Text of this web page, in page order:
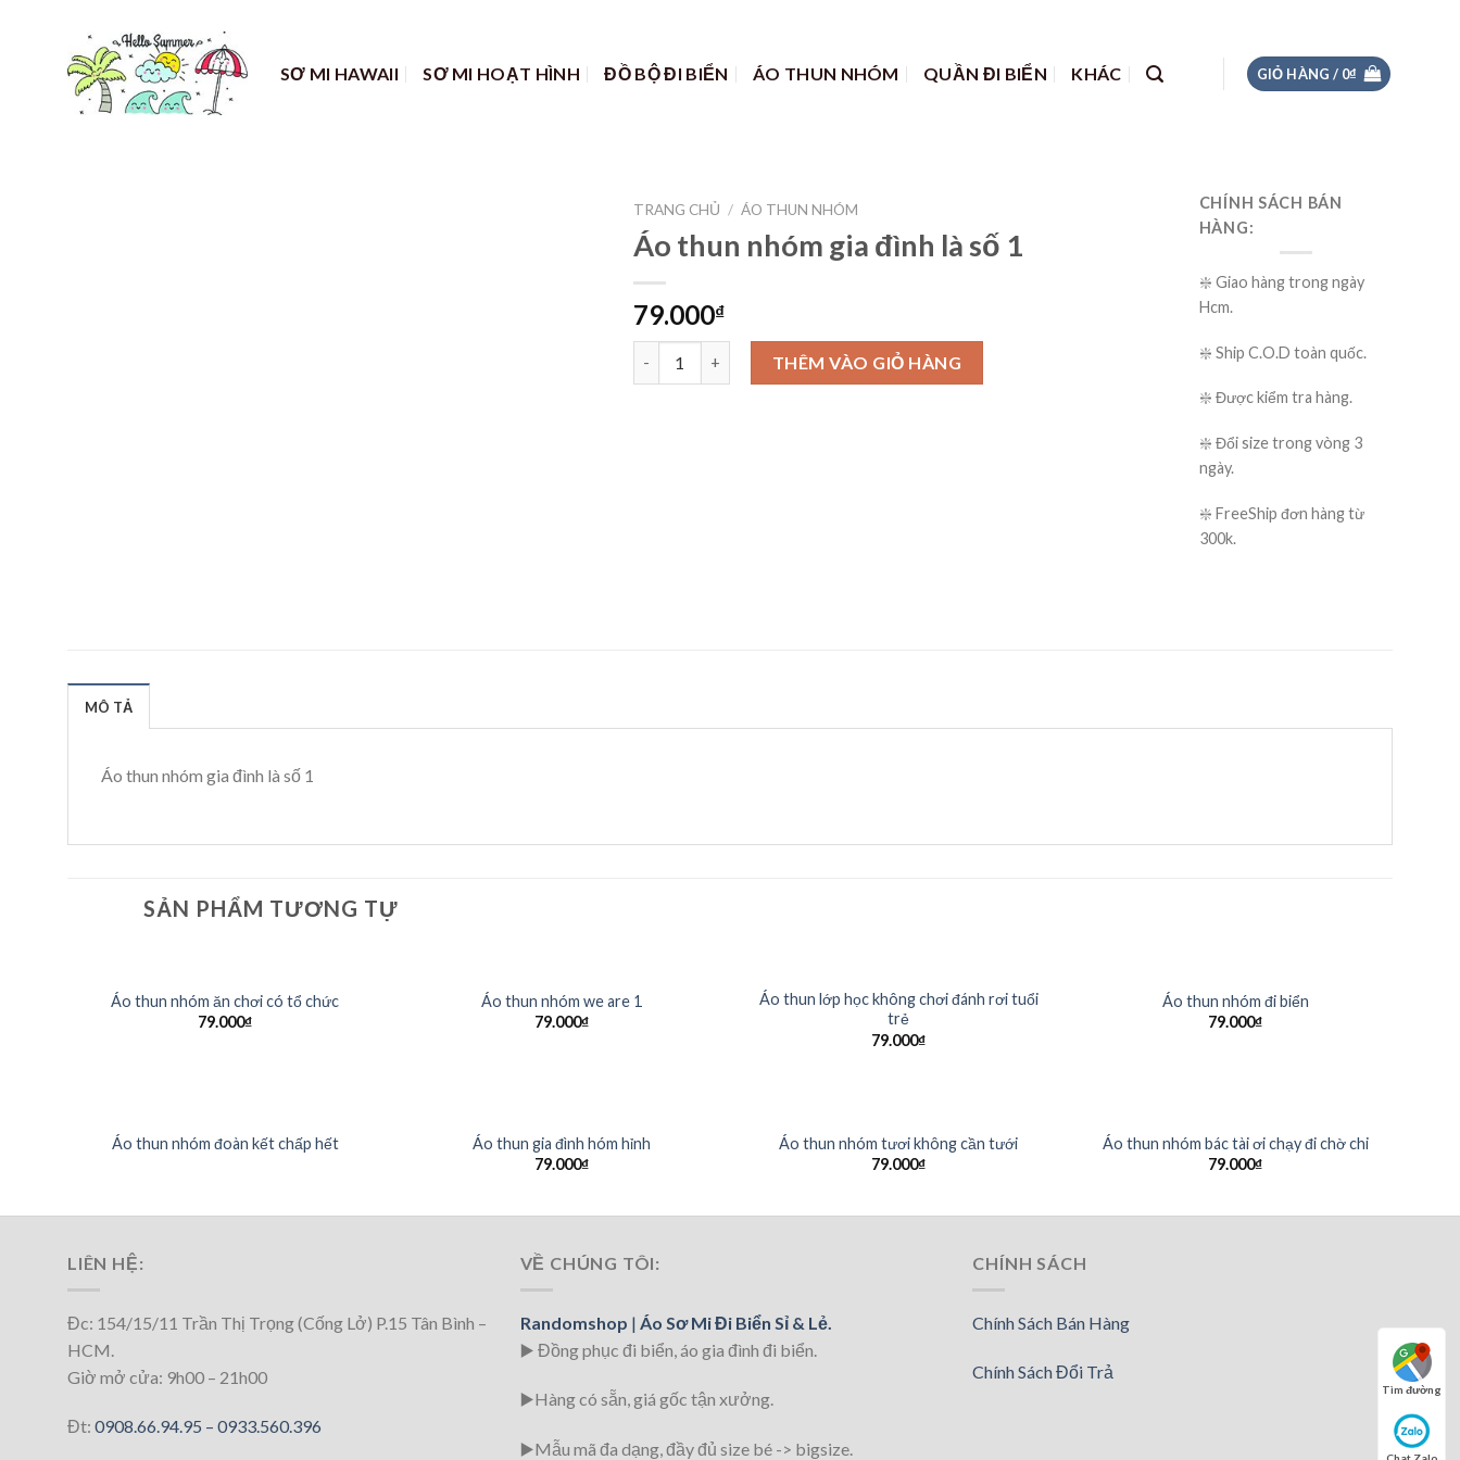
SƠ MI HAWAII SƠ MI HOẠT HÌNH ĐỒ BỘ ĐI BIỂN ÁO THUN NHÓM QUẦN ĐI BIỂN KHÁC GIỎ HÀNG / 0₫
TRANG CHỦ / ÁO THUN NHÓM
Áo thun nhóm gia đình là số 1
79.000₫
Áo thun nhóm gia đình là số 1 số lượng
THÊM VÀO GIỎ HÀNG
CHÍNH SÁCH BÁN
HÀNG:
❇️ Giao hàng trong ngày
Hcm.
❇️ Ship C.O.D toàn quốc.
❇️ Được kiểm tra hàng.
❇️ Đổi size trong vòng 3
ngày.
❇️ FreeShip đơn hàng từ
300k.
MÔ TẢ
Áo thun nhóm gia đình là số 1
SẢN PHẨM TƯƠNG TỰ
Áo thun nhóm ăn chơi có tổ chức
79.000₫
Áo thun nhóm we are 1
79.000₫
Áo thun lớp học không chơi đánh rơi tuổi
trẻ
79.000₫
Áo thun nhóm đi biển
79.000₫
Áo thun nhóm đoàn kết chấp hết
Áo thun gia đình hóm hỉnh
79.000₫
Áo thun nhóm tươi không cần tưới
79.000₫
Áo thun nhóm bác tài ơi chạy đi chờ chi
79.000₫
LIÊN HỆ:
Đc: 154/15/11 Trần Thị Trọng (Cống Lở) P.15 Tân Bình –
HCM.
Giờ mở cửa: 9h00 – 21h00
Đt: 0908.66.94.95 – 0933.560.396
VỀ CHÚNG TÔI:
Randomshop | Áo Sơ Mi Đi Biển Sỉ & Lẻ.
▶️ Đồng phục đi biển , áo gia đình đi biển.
▶️Hàng có sẵn, giá gốc tận xưởng.
▶️Mẫu mã đa dạng, đầy đủ size bé -> bigsize.
CHÍNH SÁCH
Chính Sách Bán Hàng
Chính Sách Đổi Trả
Tìm đường